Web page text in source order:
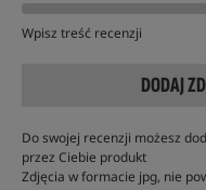
Wpisz treść recenzji
DODAJ
Do swojej recenzji możesz
przez Ciebie produkt
Zdjęcia w formacie jpg, nie